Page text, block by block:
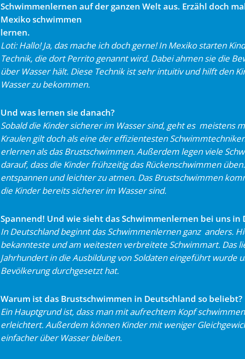
Schwimmenlernen auf der ganzen Welt aus. Erzähl doch
Mexiko schwimmen
lernen.
Loti: Hallo! Ja, das mache ich doch gerne! In Mexiko starten
Technik, die dort Perrito genannt wird. Dabei ahmen sie die
über Wasser hält. Diese Technik ist sehr intuitiv und hilft den
Wasser zu bekommen.
Und was lernen sie danach?
Sobald die Kinder sicherer im Wasser sind, geht es meistens
Kraulen gilt doch als eine der effizientesten
erlernen als das Brustschwimmen. Außerdem legen viele
darauf, dass die Kinder frühzeitig das Rückenschwimmen
entspannen und leichter zu atmen. Das Brustschwimmen
die Kinder bereits sicherer im Wasser sind.
Spannend! Und wie sieht das Schwimmenlernen bei uns in
In Deutschland beginnt das Schwimmenlernen ganz anders.
bekannteste und am weitesten verbreitete Schwimmart. Das
Jahrhundert in die Ausbildung von Soldaten eingeführt wurde
Bevölkerung durchgesetzt hat.
Warum ist das Brustschwimmen in Deutschland so beliebt?
Ein Hauptgrund ist, dass man mit aufrechtem Kopf
erleichtert. Außerdem können Kinder mit weniger
einfacher über Wasser bleiben.